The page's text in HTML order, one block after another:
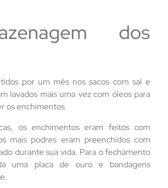
dos
por um mês nos sacos com sal e
lavados mais uma vez com óleos para
os enchimentos.
os enchimentos eram feitos com
mais podres eram preenchidos com
durante sua vida. Para o fechamento
uma placa de ouro e bandagens